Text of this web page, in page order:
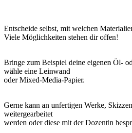
Entscheide selbst, mit welchen
Viele Möglichkeiten stehen dir offen!
Bringe zum Beispiel deine eigenen Öl-
wähle eine Leinwand
oder Mixed-Media-Papier.
Gerne kann an unfertigen Werke,
weitergearbeitet
werden oder diese mit der Dozentin